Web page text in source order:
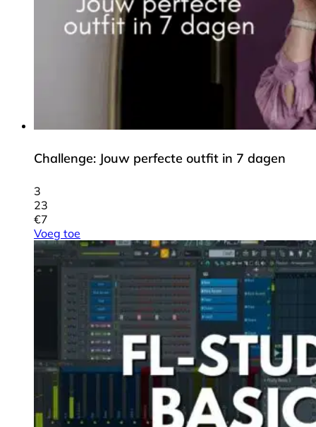
Challenge: Jouw perfecte outfit in 7 dagen
3
23
€7
Voeg toe